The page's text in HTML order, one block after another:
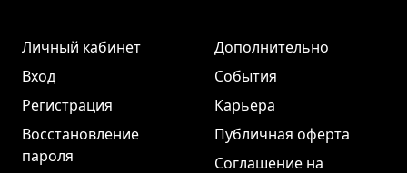
Личный кабинет
Вход
Регистрация
Восстановление
пароля
Дополнительно
События
Карьера
Публичная оферта
Соглашение на